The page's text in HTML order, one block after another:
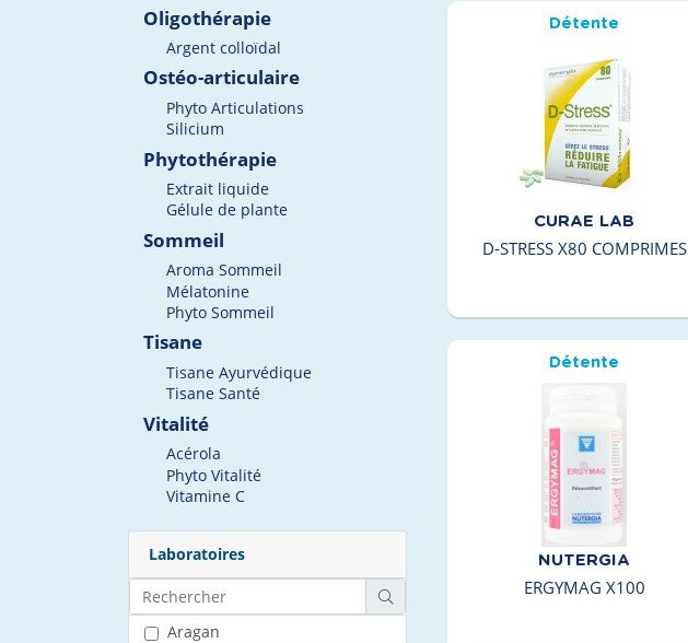
Oligothérapie
Argent colloïdal
Ostéo-articulaire
Phyto Articulations
Silicium
Phytothérapie
Extrait liquide
Gélule de plante
Sommeil
Aroma Sommeil
Mélatonine
Phyto Sommeil
Tisane
Tisane Ayurvédique
Tisane Santé
Vitalité
Acérola
Phyto Vitalité
Vitamine C
Laboratoires
Aragan
Détente
CURAE LAB
D-STRESS X80 COMPRIMES
Détente
NUTERGIA
ERGYMAG X100